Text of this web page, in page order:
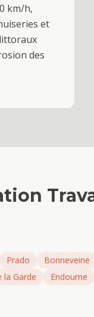
km/h,
et
des
Prado Bonneveine
la Garde Endoume